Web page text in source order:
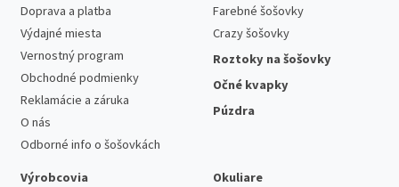
Doprava a platba
Výdajné miesta
Vernostný program
Obchodné podmienky
Reklamácie a záruka
O nás
Odborné info o šošovkách
Farebné šošovky
Crazy šošovky
Roztoky na šošovky
Očné kvapky
Púzdra
Výrobcovia
Okuliare